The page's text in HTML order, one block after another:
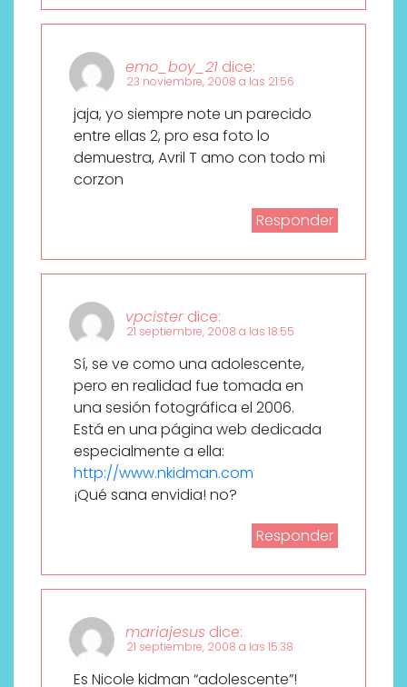
emo_boy_21 dice:
23 noviembre, 2008 a las 21:56
jaja, yo siempre note un parecido
entre ellas 2, pro esa foto lo
demuestra, Avril T amo con todo mi
corzon
Responder
vpcister dice:
21 septiembre, 2008 a las 18:55
Sí, se ve como una adolescente,
pero en realidad fue tomada en
una sesión fotográfica el 2006.
Está en una página web dedicada
especialmente a ella:
http://www.nkidman.com
¡Qué sana envidia! no?
Responder
mariajesus dice:
21 septiembre, 2008 a las 15:38
Es Nicole kidman “adolescente”!